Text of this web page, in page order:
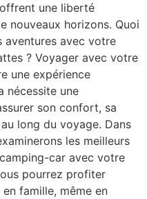
une liberté
nouveaux horizons. Quoi
aventures avec votre
? Voyager avec votre
une expérience
nécessite une
son confort, sa
long du voyage. Dans
les meilleurs
car avec votre
pourrez profiter
famille, même en